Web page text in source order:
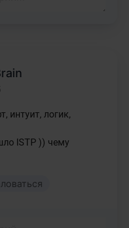
интуит, логик,
ISTP )) чему